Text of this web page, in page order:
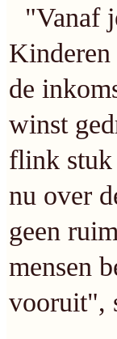
"Vanaf
Kinderen
de
winst
flink stuk
nu over
geen
mensen
vooruit",